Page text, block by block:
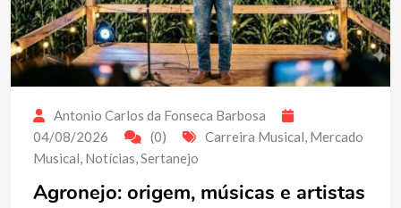
Antonio Carlos da Fonseca Barbosa
04/08/2026
(0) Carreira Musical, Mercado
Musical, Notícias,Sertanejo
Agronejo: origem, músicas e artistas